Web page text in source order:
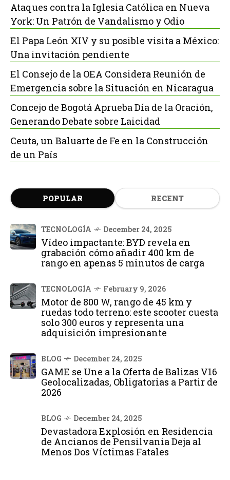
Ataques contra la Iglesia Católica en Nueva
York: Un Patrón de Vandalismo y Odio
El Papa León XIV y su posible visita a México:
Una invitación pendiente
El Consejo de la OEA Considera Reunión de
Emergencia sobre la Situación en Nicaragua
Concejo de Bogotá Aprueba Día de la Oración,
Generando Debate sobre Laicidad
Ceuta, un Baluarte de Fe en la Construcción
de un País
POPULAR RECENT
TECNOLOGÍA December 24, 2025
Vídeo impactante: BYD revela en
grabación cómo añadir 400 km de
rango en apenas 5 minutos de carga
TECNOLOGÍA February 9, 2026
Motor de 800 W, rango de 45 km y
ruedas todo terreno: este scooter cuesta
solo 300 euros y representa una
adquisición impresionante
BLOG December 24, 2025
GAME se Une a la Oferta de Balizas V16
Geolocalizadas, Obligatorias a Partir de
2026
BLOG December 24, 2025
Devastadora Explosión en Residencia
de Ancianos de Pensilvania Deja al
Menos Dos Víctimas Fatales